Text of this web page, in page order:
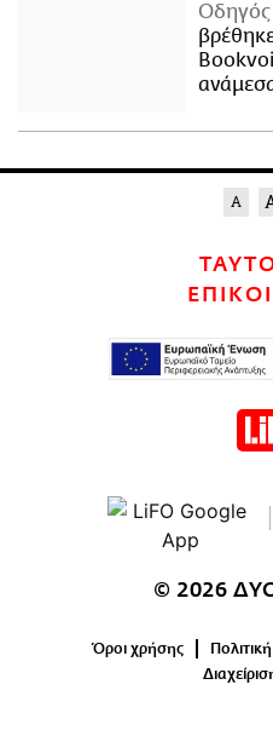
Οδηγός
© 2026
Όροι χρήσης